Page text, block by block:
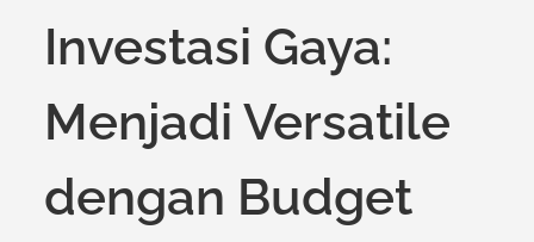
Investasi Gaya:
Menjadi Versatile
dengan Budget